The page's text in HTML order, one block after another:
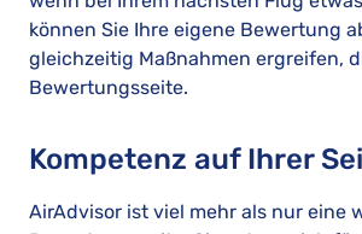
können Sie Ihre eigene Bewertung
gleichzeitig Maßnahmen ergreifen,
Bewertungsseite.
Kompetenz auf Ihrer
AirAdvisor ist viel mehr als nur eine